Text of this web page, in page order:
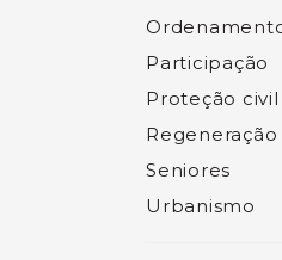
Participação
Proteção civil
Seniores
Urbanismo